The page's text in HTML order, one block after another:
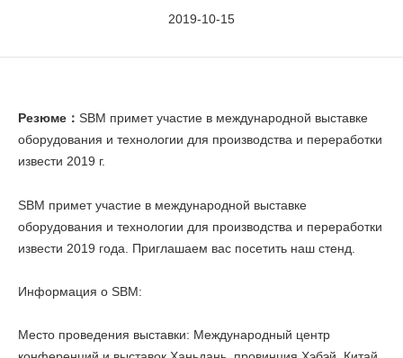
2019-10-15
Резюме： SBM примет участие в международной выставке
оборудования и технологии для производства и переработки
извести 2019 г.
SBM примет участие в международной выставке
оборудования и технологии для производства и переработки
извести 2019 года. Приглашаем вас посетить наш стенд.
Информация о SBM:
Место проведения выставки: Международный центр